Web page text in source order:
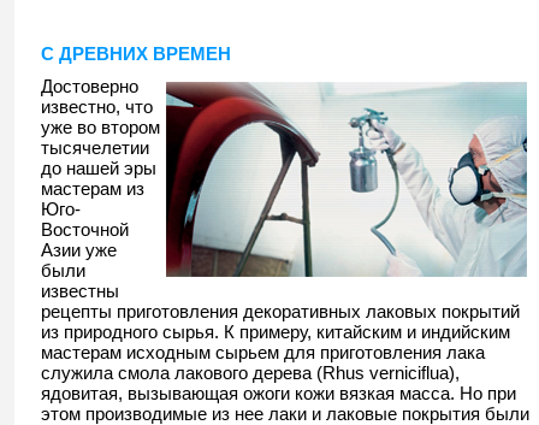
С ДРЕВНИХ ВРЕМЕН
Достоверно
известно, что
уже во втором
тысячелетии
до нашей эры
мастерам из
Юго-
Восточной
Азии уже
были
известны
рецепты приготовления декоративных лаковых покрытий
из природного сырья. К примеру, китайским и индийским
мастерам исходным сырьем для приготовления лака
служила смола лакового дерева (Rhus verniciflua),
ядовитая, вызывающая ожоги кожи вязкая масса. Но при
этом производимые из нее лаки и лаковые покрытия были